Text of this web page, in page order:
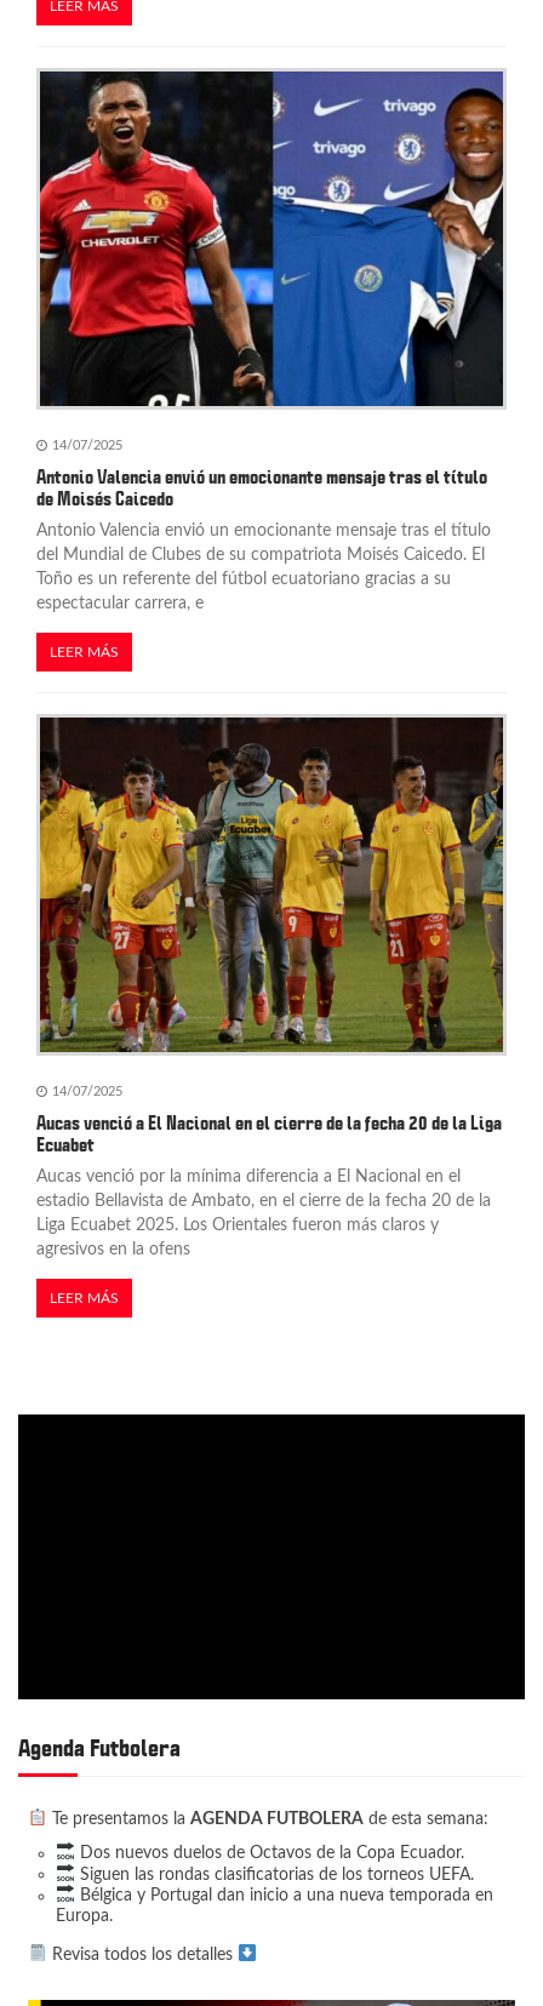
LEER MÁS
14/07/2025
Antonio Valencia envió un emocionante mensaje tras el título
de Moisés Caicedo
Antonio Valencia envió un emocionante mensaje tras el título
del Mundial de Clubes de su compatriota Moisés Caicedo. El
Toño es un referente del fútbol ecuatoriano gracias a su
espectacular carrera, e
LEER MÁS
14/07/2025
Aucas venció a El Nacional en el cierre de la fecha 20 de la Liga
Ecuabet
Aucas venció por la mínima diferencia a El Nacional en el
estadio Bellavista de Ambato, en el cierre de la fecha 20 de la
Liga Ecuabet 2025. Los Orientales fueron más claros y
agresivos en la ofens
LEER MÁS
Agenda Futbolera
Te presentamos la AGENDA FUTBOLERAde esta semana:
Dos nuevos duelos de Octavos de la Copa Ecuador.
Siguen las rondas clasificatorias de los torneos UEFA.
Bélgica y Portugal dan inicio a una nueva temporada en
Europa.
Revisa todos los detalles